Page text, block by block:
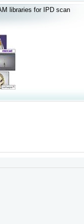
libraries for IPD scan